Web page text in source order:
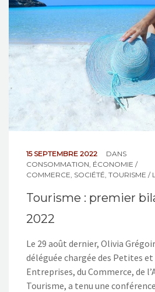
CONTACT
15 SEPTEMBRE 2022
DANS
CONSOMMATION ÉCONOMIE /
COMMERCE SOCIÉTÉ TOURISME /
Tourisme : premier
2022
Le 29 août dernier, Olivia
déléguée chargée des Petites et
Entreprises, du Commerce, de
Tourisme, a tenu une